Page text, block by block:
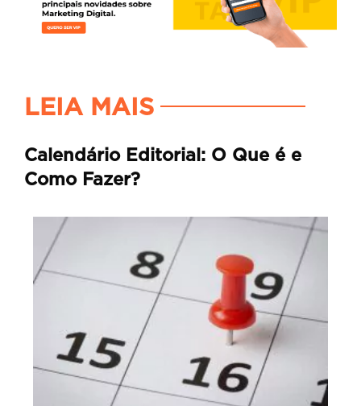
LEIA MAIS
Calendário Editorial: O Que é e
Como Fazer?